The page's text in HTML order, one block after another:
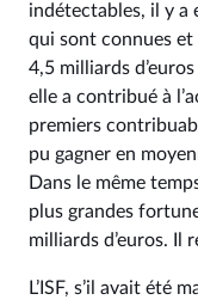
indétectables, il y a
qui sont connues
4,5 milliards
elle a contribué à
premiers
pu gagner en
Dans le même
plus grandes
milliards d’euros. Il
L’ISF, s’il avait été